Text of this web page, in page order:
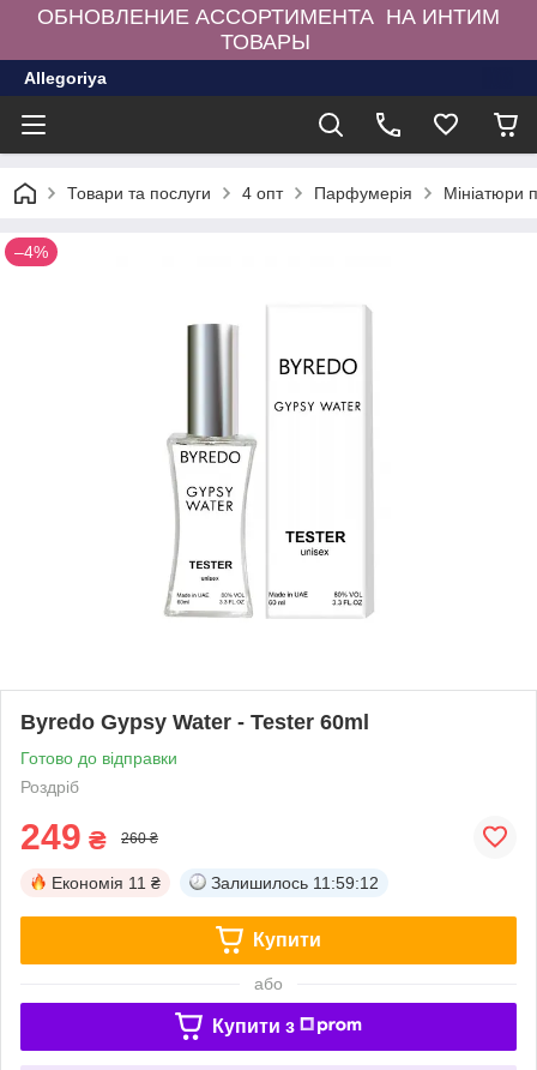
ОБНОВЛЕНИЕ АССОРТИМЕНТА НА ИНТИМ
ТОВАРЫ
Allegoriya
Товари та послуги 4 опт Парфумерія Мініатюри
–4%
Byredo Gypsy Water - Tester 60ml
Готово до відправки
Роздріб
249 ₴ 260 ₴
Економія 11 ₴ Залишилось 11:59:11
Купити
або
Купити з